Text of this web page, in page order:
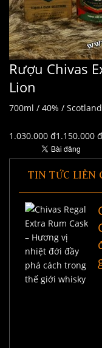
Rượu Chivas
Lion
700ml / 40% / Scotland
1.030.000 đ1.150.000 đ
TIN TỨC LIÊN